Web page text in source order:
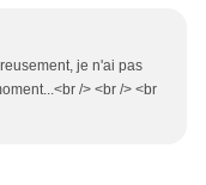
je n'ai pas
/> <br /> <br